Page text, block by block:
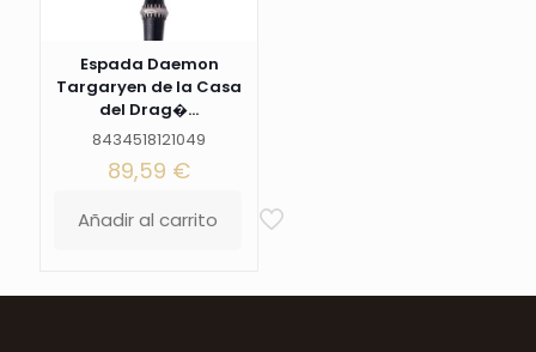
Espada Daemon
Targaryen de la Casa
del Drag�...
8434518121049
89,59 €
Añadir al carrito